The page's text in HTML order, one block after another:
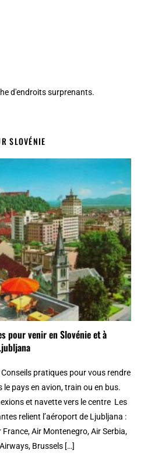
d'endroits surprenants.
SLOVÉNIE
pour venir en Slovénie et à
pratiques pour vous rendre
pays en avion, train ou en bus.
et navette vers le centre Les
relient l’aéroport de Ljubljana :
Air Montenegro, Air Serbia,
Brussels […]